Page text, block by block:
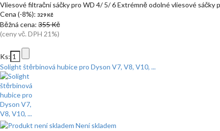
Vliesové filtrační sáčky pro WD 4/ 5/ 6 Extrémně odolné vliesové sáčky
Cena (-8%): 329 Kč
Běžná cena: 355 Kč
(ceny vč. DPH 21%)
Ks:
Solight štěrbinová hubice pro Dyson V7, V8, V10, ...
Není skladem